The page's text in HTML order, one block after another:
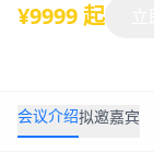
¥9999 起
会议介绍拟邀嘉宾